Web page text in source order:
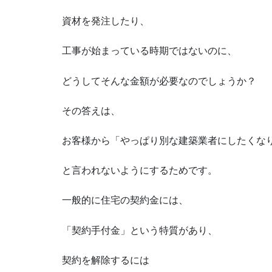
資材を発注したり、
工事が始まっている時期ではないのに、
どうしてそんな金額が必要なのでしょうか？
その答えは、
お客様から「やっぱり別な建築業者にしたくな
と言われないようにするためです。
一般的に住宅の契約金には、
「契約手付金」という特質があり、
契約を解除するには